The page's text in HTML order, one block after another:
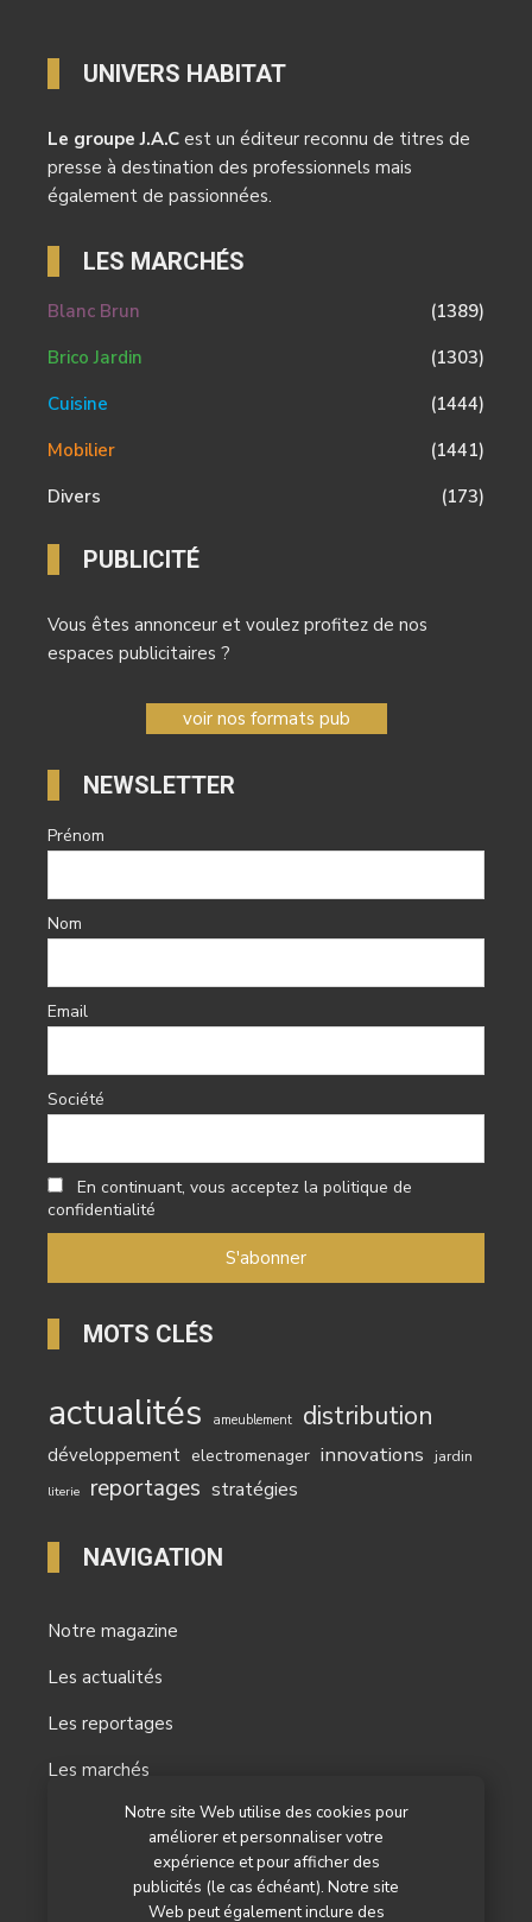
Notre site Web utilise des cookies pour
améliorer et personnaliser votre
expérience et pour afficher des
publicités (le cas échéant). Notre site
Web peut également inclure des
UNIVERS HABITAT
Le groupe J.A.C est un éditeur reconnu de titres de
presse à destination des professionnels mais
également de passionnées.
LES MARCHÉS
Blanc Brun
(1389)
Brico Jardin
(1303)
Cuisine
(1444)
Mobilier
(1441)
Divers
(173)
PUBLICITÉ
Vous êtes annonceur et voulez profitez de nos
espaces publicitaires ?
voir nos formats pub
NEWSLETTER
Prénom
Nom
Email
Société
En continuant, vous acceptez la politique de
confidentialité
MOTS CLÉS
actualités ameublement distribution
développement electromenager innovations jardin
literie reportages stratégies
NAVIGATION
Notre magazine
Les actualités
Les reportages
Les marchés
Nos autres titres